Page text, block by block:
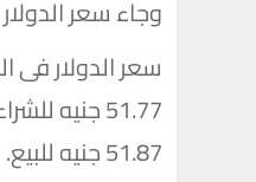
وجاء سعر
سعر الدولار فى
51.77 جنيه للشراء.
51.87 جنيه للبيع.